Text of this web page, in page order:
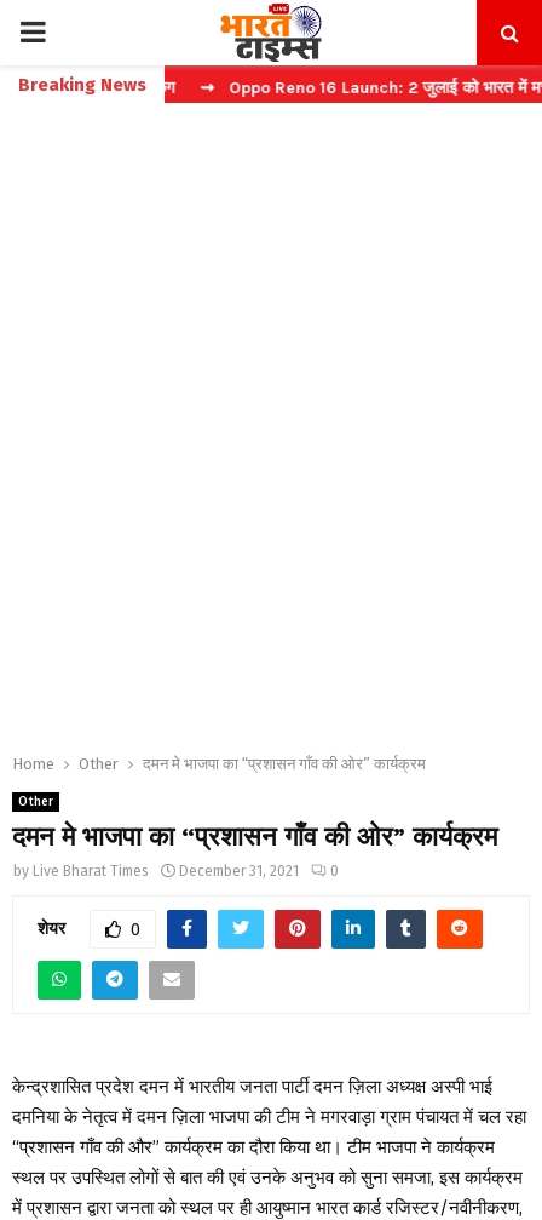
PRIMARY
MENU
Breaking News
फास्ट टिकट बुकिंग ⇝ Oppo Reno 16 Launch: 2 जुलाई को भारत में मचेगा
Home Other दमन मे भाजपा का “प्रशासन गाँव की ओर” कार्यक्रम
Other
दमन मे भाजपा का “प्रशासन गाँव की ओर” कार्यक्रम
by Live Bharat Times December 31, 2021 0
शेयर 0
केन्द्रशासित प्रदेश दमन में भारतीय जनता पार्टी दमन ज़िला अध्यक्ष अस्पी भाई
दमनिया के नेतृत्व में दमन ज़िला भाजपा की टीम ने मगरवाड़ा ग्राम पंचायत में चल रहा
“प्रशासन गाँव की और” कार्यक्रम का दौरा किया था। टीम भाजपा ने कार्यक्रम
स्थल पर उपस्थित लोगों से बात की एवं उनके अनुभव को सुना समजा, इस कार्यक्रम
में प्रशासन द्वारा जनता को स्थल पर ही आयुष्मान भारत कार्ड रजिस्टर/नवीनीकरण,